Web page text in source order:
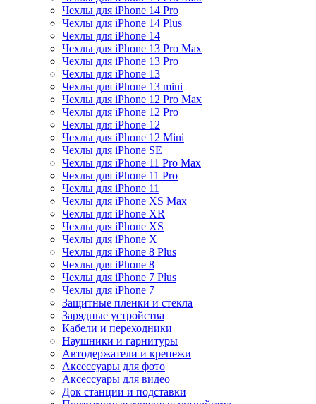
Чехлы для iPhone 14 Pro
Чехлы для iPhone 14 Plus
Чехлы для iPhone 14
Чехлы для iPhone 13 Pro Max
Чехлы для iPhone 13 Pro
Чехлы для iPhone 13
Чехлы для iPhone 13 mini
Чехлы для iPhone 12 Pro Max
Чехлы для iPhone 12 Pro
Чехлы для iPhone 12
Чехлы для iPhone 12 Mini
Чехлы для iPhone SE
Чехлы для iPhone 11 Pro Max
Чехлы для iPhone 11 Pro
Чехлы для iPhone 11
Чехлы для iPhone XS Max
Чехлы для iPhone XR
Чехлы для iPhone XS
Чехлы для iPhone X
Чехлы для iPhone 8 Plus
Чехлы для iPhone 8
Чехлы для iPhone 7 Plus
Чехлы для iPhone 7
Защитные пленки и стекла
Зарядные устройства
Кабели и переходники
Наушники и гарнитуры
Автодержатели и крепежи
Аксессуары для фото
Аксессуары для видео
Док станции и подставки